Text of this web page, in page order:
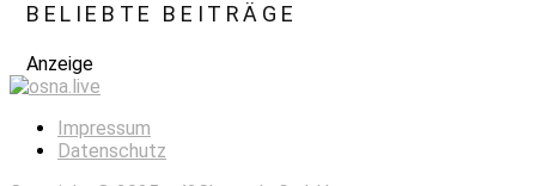
BELIEBTE BEITRÄGE
Anzeige
Impressum
Datenschutz